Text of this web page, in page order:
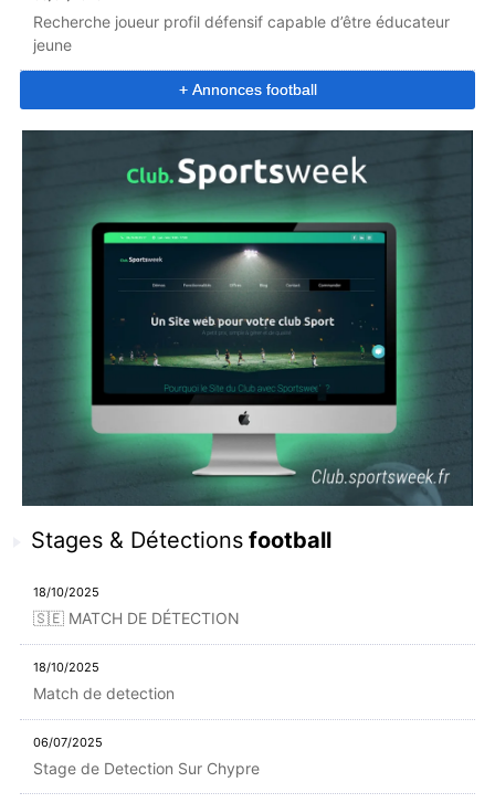
Recherche joueur profil défensif capable d’être éducateur
jeune
+ Annonces football
Stages & Détectionsfootball
18/10/2025
🇸🇪 MATCH DE DÉTECTION
18/10/2025
Match de detection
06/07/2025
Stage de Detection Sur Chypre